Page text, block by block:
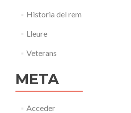
Historia del rem
Lleure
Veterans
META
Acceder